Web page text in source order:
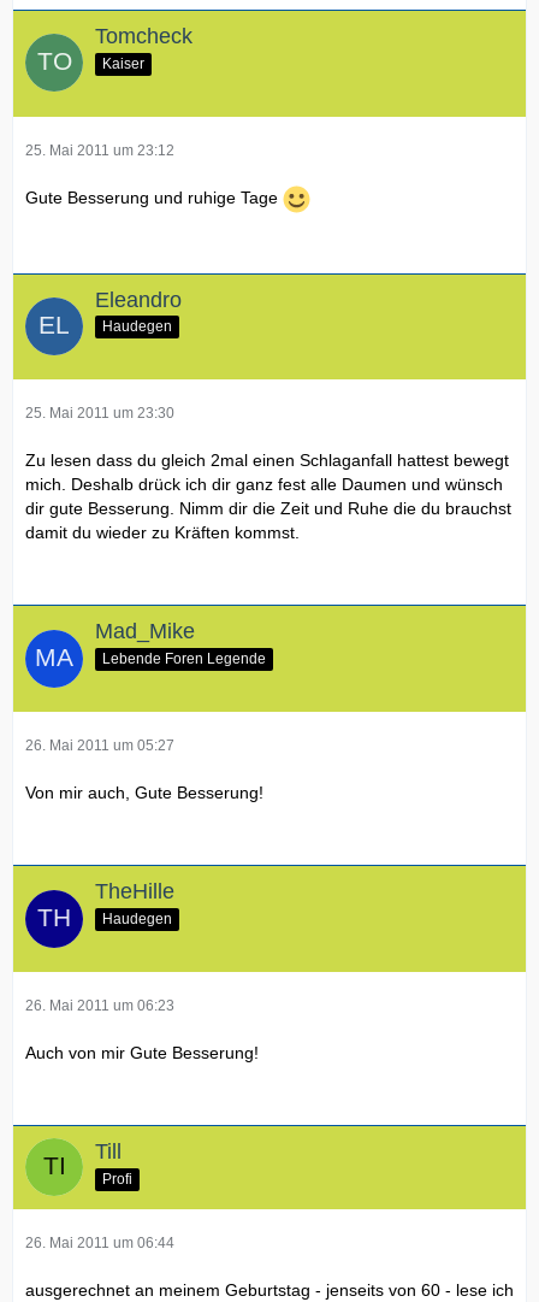
Tomcheck
Kaiser
25. Mai 2011 um 23:12
Gute Besserung und ruhige Tage
Eleandro
Haudegen
25. Mai 2011 um 23:30
Zu lesen dass du gleich 2mal einen Schlaganfall hattest bewegt
mich. Deshalb drück ich dir ganz fest alle Daumen und wünsch
dir gute Besserung. Nimm dir die Zeit und Ruhe die du brauchst
damit du wieder zu Kräften kommst.
Mad_Mike
Lebende Foren Legende
26. Mai 2011 um 05:27
Von mir auch, Gute Besserung!
TheHille
Haudegen
26. Mai 2011 um 06:23
Auch von mir Gute Besserung!
Till
Profi
26. Mai 2011 um 06:44
ausgerechnet an meinem Geburtstag - jenseits von 60 - lese ich